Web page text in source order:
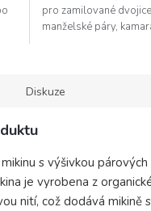
pro zamilované
manželské páry,
Diskuze
s výšivkou
je vyrobena z
nití, což dodává